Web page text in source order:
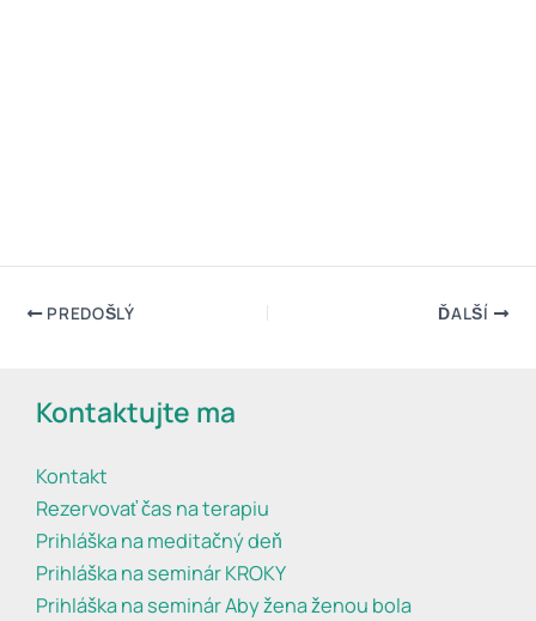
PREDOŠLÝ ĎALŠÍ
Kontaktujte ma
Kontakt
Rezervovať čas na terapiu
Prihláška na meditačný deň
Prihláška na seminár KROKY
Prihláška na seminár Aby žena ženou bola